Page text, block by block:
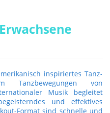
inspiriertes Tanz-
Tanzbewegungen von
Musik begleitet
und effektives
Format sind schnelle und